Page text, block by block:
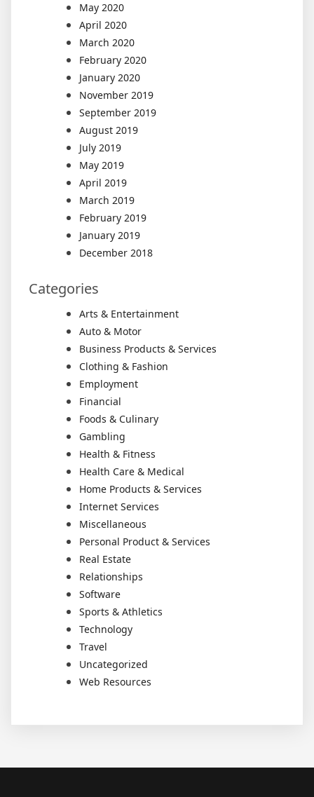
May 2020
April 2020
March 2020
February 2020
January 2020
November 2019
September 2019
August 2019
July 2019
May 2019
April 2019
March 2019
February 2019
January 2019
December 2018
Categories
Arts & Entertainment
Auto & Motor
Business Products & Services
Clothing & Fashion
Employment
Financial
Foods & Culinary
Gambling
Health & Fitness
Health Care & Medical
Home Products & Services
Internet Services
Miscellaneous
Personal Product & Services
Real Estate
Relationships
Software
Sports & Athletics
Technology
Travel
Uncategorized
Web Resources